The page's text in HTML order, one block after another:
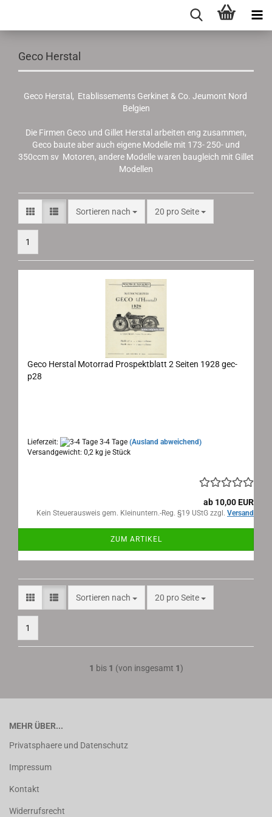
Geco Herstal
Geco Herstal, Etablissements Gerkinet & Co. Jeumont Nord
Belgien
Die Firmen Geco und Gillet Herstal arbeiten eng zusammen,
Geco baute aber auch eigene Modelle mit 173- 250- und
350ccm sv Motoren, andere Modelle waren baugleich mit Gillet
Modellen
Sortieren nach
Sortieren nach 20 pro Seite
pro Seite
1
Geco Herstal Motorrad Prospektblatt 2 Seiten 1928 gec-
p28
Lieferzeit: 3-4 Tage (Ausland abweichend)
Versandgewicht: 0,2 kg je Stück
ab 10,00 EUR
Kein Steuerausweis gem. Kleinuntern.-Reg. §19 UStG zzgl. Versand
ZUM ARTIKEL
Sortieren nach
Sortieren nach 20 pro Seite
pro Seite
1
1 bis 1 (von insgesamt 1)
MEHR ÜBER...
Privatsphaere und Datenschutz
Impressum
Kontakt
Widerrufsrecht